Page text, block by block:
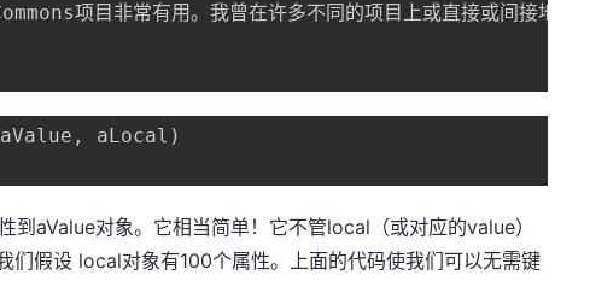
项目非常有用。我曾在许多不同的项目上或直接或间接地
aLocal)
aValue对象。它相当简单！它不管local（或对应的value）
们假设 local对象有100个属性。上面的代码使我们可以无需键